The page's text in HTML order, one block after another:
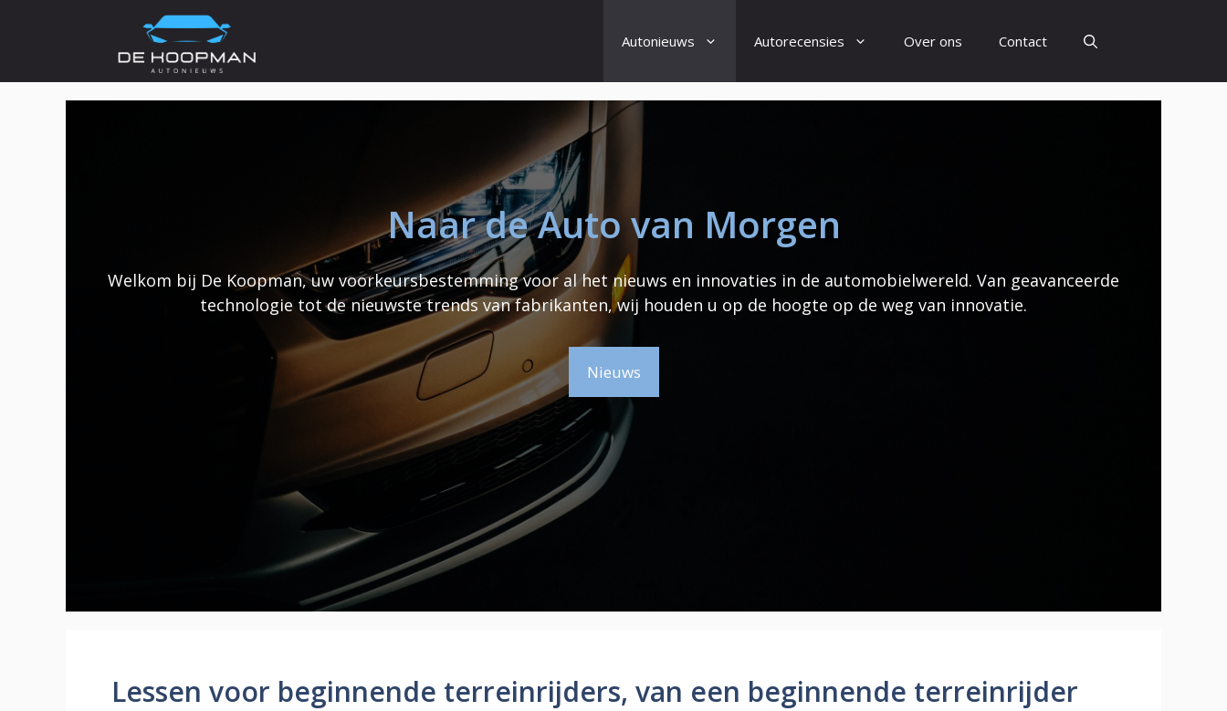
inhoud
Autonieuws Autorecensies Over ons Contact
Naar de Auto van Morgen
Welkom bij De Koopman, uw voorkeursbestemming voor al het nieuws en innovaties in de automobielwereld. Van geavanceerde
technologie tot de nieuwste trends van fabrikanten, wij houden u op de hoogte op de weg van innovatie.
Nieuws
Lessen voor beginnende terreinrijders, van een beginnende terreinrijder